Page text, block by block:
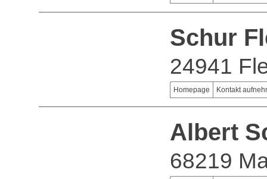
Schur
24941
Homepage Kontakt
Albert
68219